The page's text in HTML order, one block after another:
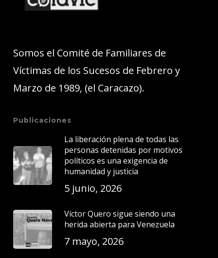
Somos el Comité de Familiares de
Víctimas de los Sucesos de Febrero y
Marzo de 1989, (el Caracazo).
Publicaciones
La liberación plena de todas las
personas detenidas por motivos
políticos es una exigencia de
humanidad y justicia
5 junio, 2026
Víctor Quero sigue siendo una
herida abierta para Venezuela
7 mayo, 2026